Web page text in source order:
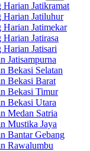
Harian Jatikramat
Harian Jatiluhur
Harian Jatimekar
Harian Jatirasa
Harian Jatisari
Jatisampurna
Bekasi Selatan
Bekasi Barat
Bekasi Timur
Bekasi Utara
Medan Satria
Mustika Jaya
Bantar Gebang
Rawalumbu